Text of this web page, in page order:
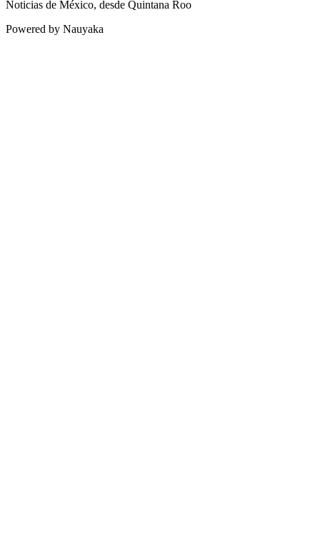
Noticias de México, desde Quintana Roo
Powered by Nauyaka